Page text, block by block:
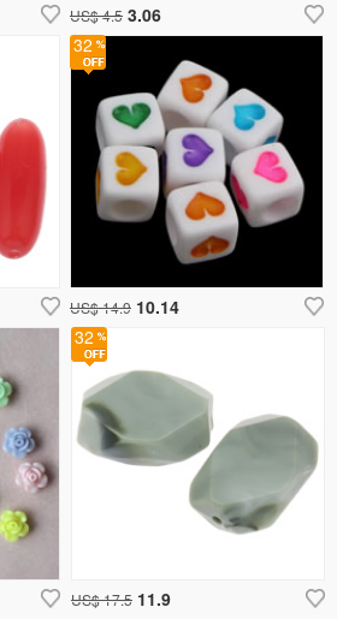
32
US$ 14.9 10.14
US$ 4.5 3.06
32
US$ 17.5 11.9